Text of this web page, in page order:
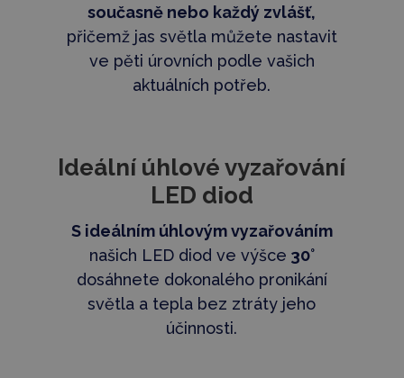
současně nebo každý zvlášť,
přičemž jas světla můžete nastavit
ve pěti úrovních podle vašich
aktuálních potřeb.
Ideální úhlové vyzařování
LED diod
S ideálním úhlovým vyzařováním
našich LED diod ve výšce 30°
dosáhnete dokonalého pronikání
světla a tepla bez ztráty jeho
účinnosti.